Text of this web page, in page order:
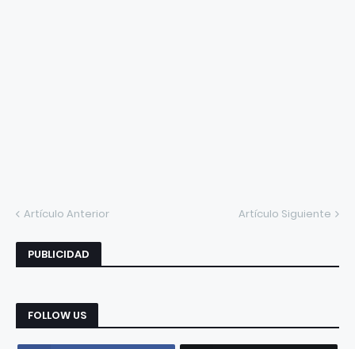
Artículo Anterior Artículo Siguiente
PUBLICIDAD
FOLLOW US